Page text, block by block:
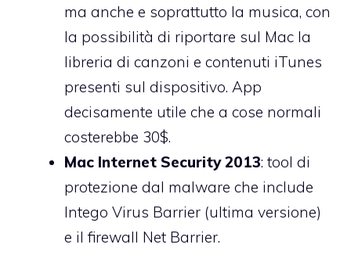
ma anche e soprattutto la musica, con
la possibilità di riportare sul Mac la
libreria di canzoni e contenuti iTunes
presenti sul dispositivo. App
decisamente utile che a cose normali
costerebbe 30$.
Mac Internet Security 2013: tool di
protezione dal malware che include
Intego Virus Barrier (ultima versione)
e il firewall Net Barrier.